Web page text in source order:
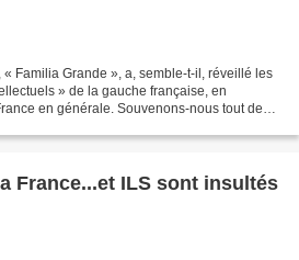
Familia Grande », a, semble-t-il, réveillé les
» de la gauche française, en
en générale. Souvenons-nous tout de
France...et ILS sont insultés